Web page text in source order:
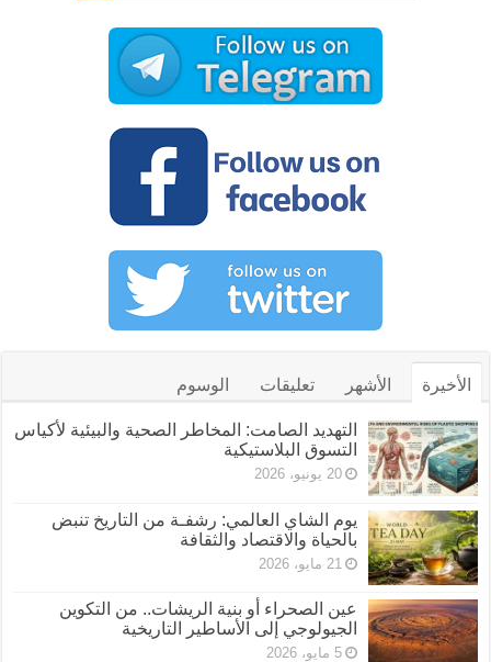
الأخيرة الأشهر تعليقات الوسوم
التهديد الصامت: المخاطر الصحية والبيئية لأكياس
التسوق البلاستيكية
20 يونيو، 2026
يوم الشاي العالمي: رشفـة من التاريخ تنبض
بالحياة والاقتصاد والثقافة
21 مايو، 2026
عين الصحراء أو بنية الريشات.. من التكوين
الجيولوجي إلى الأساطير التاريخية
5 مايو، 2026